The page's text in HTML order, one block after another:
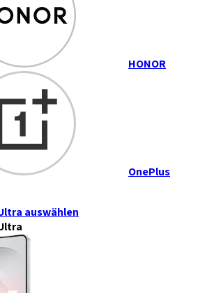
HONOR
OnePlus
auswählen